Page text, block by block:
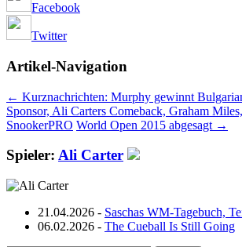
Facebook
Twitter
Artikel-Navigation
← Kurznachrichten: Murphy gewinnt
Sponsor, Ali Carters Comeback, Graham
SnookerPRO World Open 2015 abgesagt →
Spieler: Ali Carter
21.04.2026 - Saschas WM-Tagebuch,
06.02.2026 - The Cueball Is Still Going